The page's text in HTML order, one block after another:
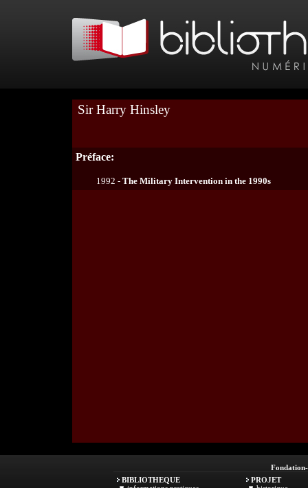
Sir Harry Hinsley
Préface:
1992 - The Military Intervention in the 1990s
Fondation
BIBLIOTHEQUE
PROJET